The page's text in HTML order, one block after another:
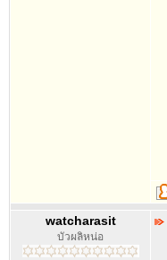
watcharasit
บัวผลิหน่อ